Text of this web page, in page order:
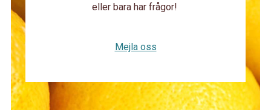
eller bara har frågor!
Mejla oss